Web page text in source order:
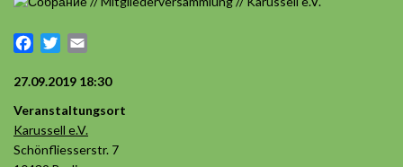
Facebook
Twitter
27.09.2019 18:30
Veranstaltungsort
Karussell e.V.
Schönfliesserstr. 7